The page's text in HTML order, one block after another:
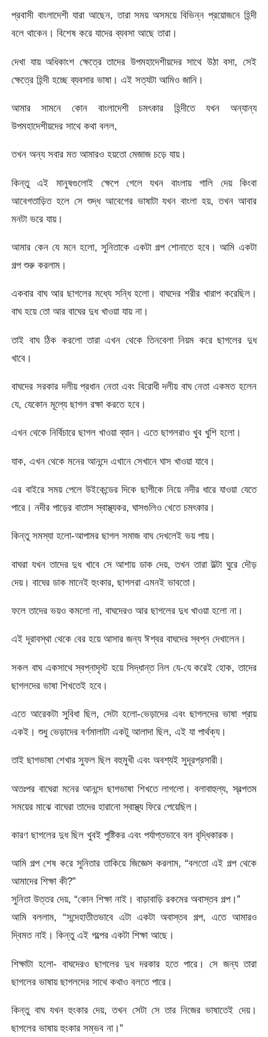
প্রবাসী বাংলাদেশী যারা আছেন, তারা সময় অসময়ে বিভিন্ন প্রয়োজনে হিন্দী
বলে থাকেন। বিশেষ করে যাদের ব্যবসা আছে তারা।
দেখা যায় অধিকাংশ ক্ষেত্রে তাদের উপমহাদেশীয়দের সাথে উঠা বসা, সেই
ক্ষেত্রে হিন্দী হচ্ছে ব্যবসার ভাষা। এই সত্যটা আমিও জানি।
আমার সামনে কোন বাংলাদেশী চমৎকার হিন্দীতে যখন অন্যান্য
উপমহাদেশীয়দের সাথে কথা বলল,
তখন অন্য সবার মত আমারও হয়তো মেজাজ চড়ে যায়।
কিন্তু এই মানুষগুলোই ক্ষেপে গেলে যখন বাংলায় গালি দেয় কিংবা
আবেগতাড়িত হলে সে শুদ্ধ আবেগের ভাষাটা যখন বাংলা হয়, তখন আবার
মনটা ভরে যায়।
আমার কেন যে মনে হলো, সুনিতাকে একটা গল্প শোনাতে হবে। আমি একটা
গল্প শুরু করলাম।
একবার বাঘ আর ছাগলের মধ্যে সন্ধি হলো। বাঘদের শরীর খারাপ করেছিল।
বাঘ হয়ে তো আর বাঘের দুধ খাওয়া যায় না।
তাই বাঘ ঠিক করলো তারা এখন থেকে তিনবেলা নিয়ম করে ছাগলের দুধ
খাবে।
বাঘদের সরকার দলীয় প্রধান নেতা এবং বিরোধী দলীয় বাঘ নেতা একমত হলেন
যে, যেকোন মূল্যে ছাগল রক্ষা করতে হবে।
এখন থেকে নির্বিচারে ছাগল খাওয়া ব্যান। এতে ছাগলরাও খুব খুশি হলো।
যাক, এখন থেকে মনের আনন্দে এখানে সেখানে ঘাস খাওয়া যাবে।
এর বাইরে সময় পেলে উইকেন্ডের দিকে ছাগীকে নিয়ে নদীর ধারে যাওয়া যেতে
পারে। নদীর পাড়ের বাতাস স্বাস্থ্যকর, ঘাসগুলিও খেতে চমৎকার।
কিন্তু সমস্যা হলো-আপামর ছাগল সমাজ বাঘ দেখলেই ভয় পায়।
বাঘরা যখন তাদের দুধ খাবে সে আশায় ডাক দেয়, তখন তারা উল্টা ঘুরে দৌড়
দেয়। বাঘের ডাক মানেই হুংকার, ছাগলরা এমনই ভাবতো।
ফলে তাদের ভয়ও কমলো না, বাঘদেরও আর ছাগলের দুধ খাওয়া হলো না।
এই দূরাবস্থা থেকে বের হয়ে আসার জন্য ঈশ্বর বাঘদের স্বপ্ন দেখালেন।
সকল বাঘ একসাথে স্বপ্নাদৃস্ট হয়ে সিদ্ধান্ত নিল যে-যে করেই হোক, তাদের
ছাগলদের ভাষা শিখতেই হবে।
এতে আরেকটা সুবিধা ছিল, সেটা হলো-ভেড়াদের এবং ছাগলদের ভাষা প্রায়
একই। শুধু ভেড়াদের বর্ণমালাটা একটু আলাদা ছিল, এই যা পার্থক্য।
তাই ছাগভাষা শেখার সুফল ছিল বহুমুখী এবং অবশ্যই সুদূরপ্রসারী।
অতঃপর বাঘেরা মনের আনন্দে ছাগভাষা শিখতে লাগলো। বলাবাহুল্য, স্বল্পতম
সময়ের মাঝে বাঘেরা তাদের হারানো স্বাস্থ্য ফিরে পেয়েছিল।
কারণ ছাগলের দুধ ছিল খুবই পুষ্টিকর এবং পর্যাপ্তভাবে বল বৃদ্ধিকারক।
আমি গল্প শেষ করে সুনিতার তাকিয়ে জিজ্ঞেস করলাম, “বলতো এই গল্প থেকে
আমাদের শিক্ষা কী?”
সুনিতা উত্তর দেয়, “কোন শিক্ষা নাই। বাড়াবাড়ি রকমের অবাস্তব গল্প।”
আমি বললাম, “সন্দেহাতীতভাবে এটা একটা অবাস্তব গল্প, এতে আমারও
দ্বিমত নাই। কিন্তু এই গল্পের একটা শিক্ষা আছে।
শিক্ষাটা হলো- বাঘদেরও ছাগলের দুধ দরকার হতে পারে। সে জন্য তারা
ছাগলের ভাষায় ছাগলদের সাথে কথাও বলতে পারে।
কিন্তু বাঘ যখন হুংকার দেয়, তখন সেটা সে তার নিজের ভাষাতেই দেয়।
ছাগলের ভাষায় হুংকার সম্ভব না।”